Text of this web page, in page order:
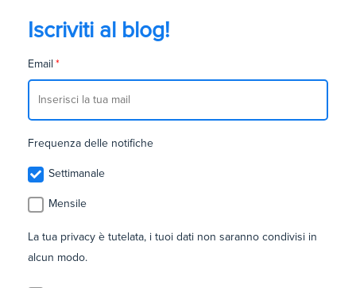
Iscriviti al blog!
Email *
Frequenza delle notifiche
Settimanale
Mensile
La tua privacy è tutelata, i tuoi dati non saranno condivisi in
alcun modo.